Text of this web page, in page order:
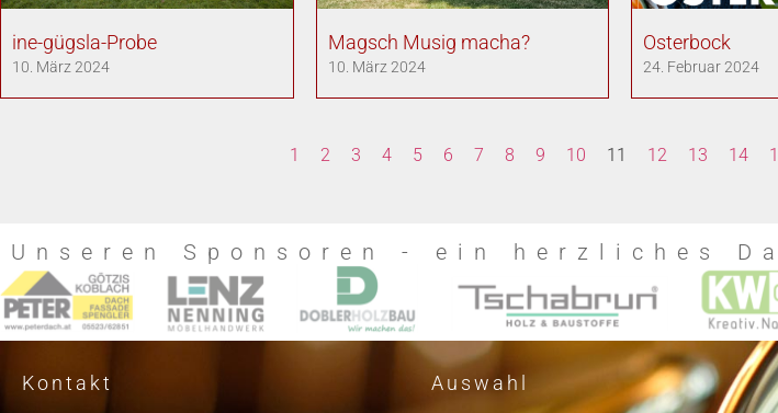
ine-gügsla-Probe
10. März 2024
Magsch Musig macha?
10. März 2024
Osterbock
24. Februar 2024
1 2 3 4 5 6 7 8 9 10 11 12 13 14
Unseren Sponsoren - ein herzliches
Kontakt Auswahl